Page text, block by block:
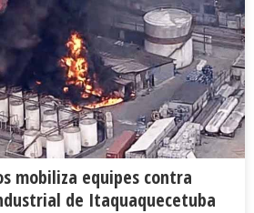
mobiliza equipes contra
de Itaquaquecetuba